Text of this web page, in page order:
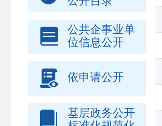

公共企事业单
位信息公开
 依申请公开

基层政务公开